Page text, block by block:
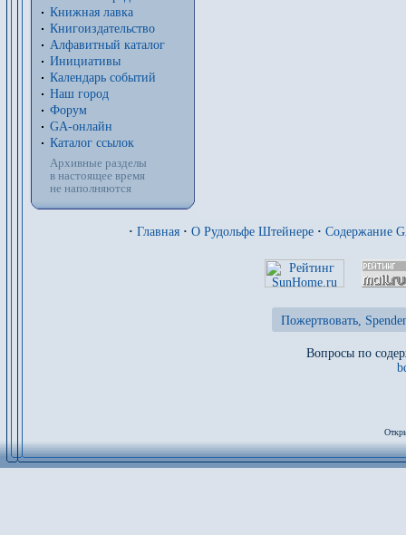
Книжная лавка
Книгоиздательство
Алфавитный каталог
Инициативы
Календарь событий
Наш город
Форум
GA-онлайн
Каталог ссылок
Архивные разделы
в настоящее время
не наполняются
· Главная · О Рудольфе Штейнере · Содержание
Пожертвовать,
Вопросы по